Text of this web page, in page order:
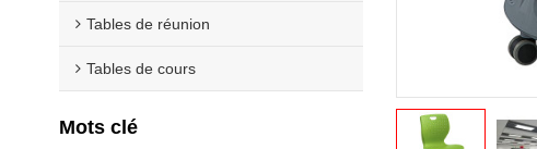
Tables de réunion
Tables de cours
Mots clé